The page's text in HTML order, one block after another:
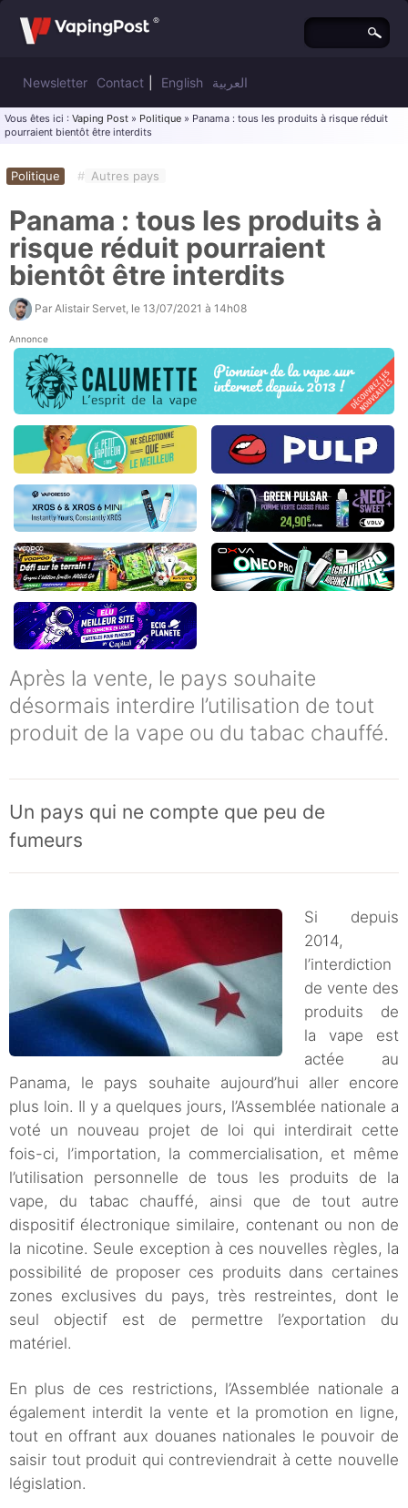
Newsletter Contact English العربية
Vous êtes ici : Vaping Post » Politique » Panama : tous les produits à risque réduit
pourraient bientôt être interdits
Politique # Autres pays
Panama : tous les produits à
risque réduit pourraient
bientôt être interdits
Par Alistair Servet , le 13/07/2021 à 14h08
Annonce
Après la vente, le pays souhaite
désormais interdire l’utilisation de tout
produit de la vape ou du tabac chauffé.
Un pays qui ne compte que peu de
fumeurs
Si depuis
2014,
l’interdiction
de vente des
produits de
la vape est
actée au
Panama, le pays souhaite aujourd’hui aller encore
plus loin. Il y a quelques jours, l’Assemblée nationale a
voté un nouveau projet de loi qui interdirait cette
fois-ci, l’importation, la commercialisation, et même
l’utilisation personnelle de tous les produits de la
vape, du tabac chauffé, ainsi que de tout autre
dispositif électronique similaire, contenant ou non de
la nicotine. Seule exception à ces nouvelles règles, la
possibilité de proposer ces produits dans certaines
zones exclusives du pays, très restreintes, dont le
seul objectif est de permettre l’exportation du
matériel.
En plus de ces restrictions, l’Assemblée nationale a
également interdit la vente et la promotion en ligne,
tout en offrant aux douanes nationales le pouvoir de
saisir tout produit qui contreviendrait à cette nouvelle
législation.